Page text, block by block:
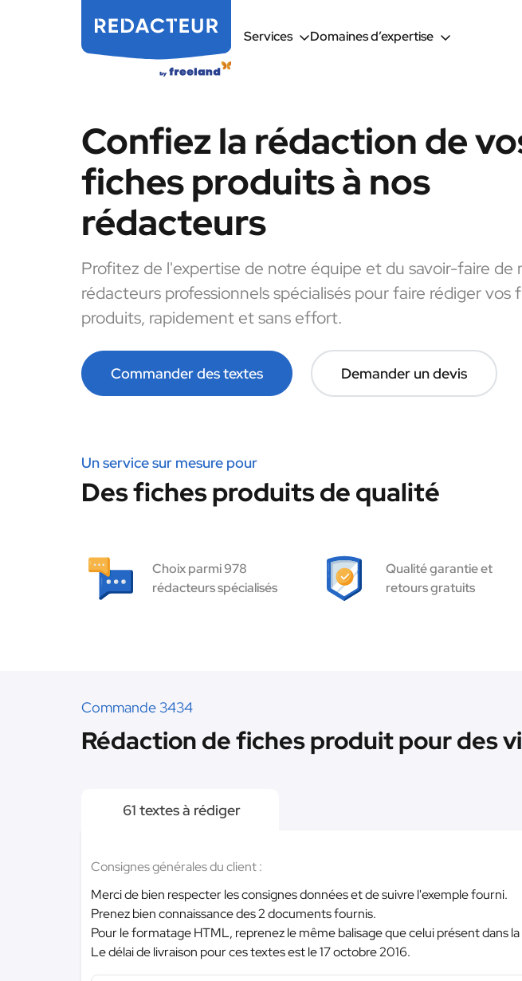
Services Domaines d’expertise
Confiez la rédaction de
fiches produits à nos
rédacteurs
Profitez de l'expertise de notre équipe et du savoir-faire de
rédacteurs professionnels spécialisés pour faire rédiger vos
produits, rapidement et sans effort.
Commander des textes Demander un devis
Un service sur mesure pour
Des fiches produits de qualité
Choix parmi 978
rédacteurs spécialisés
Qualité garantie et
retours gratuits
Commande 3434
Rédaction de fiches produit pour des
61 textes à rédiger
Consignes générales du client :
Merci de bien respecter les consignes données et de suivre l'exemple fourni.
Prenez bien connaissance des 2 documents fournis.
Pour le formatage HTML, reprenez le même balisage que celui présent dans
Le délai de livraison pour ces textes est le 17 octobre 2016.